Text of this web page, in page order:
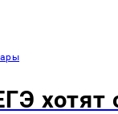
хотят